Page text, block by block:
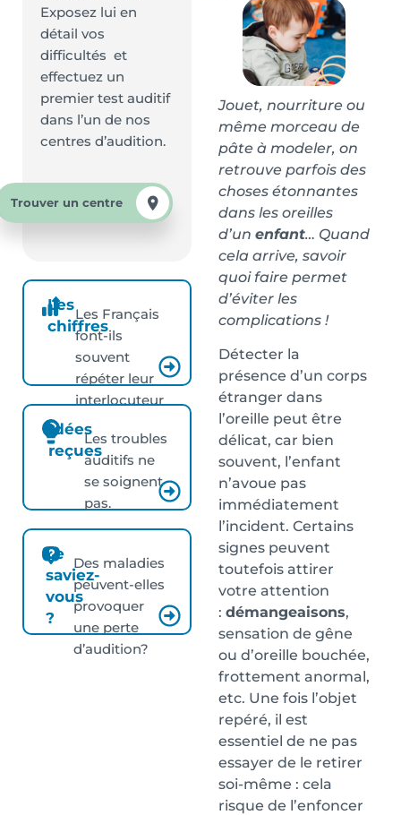
Exposez lui en
détail vos
difficultés et
effectuez un
premier test auditif
dans l’un de nos
centres d’audition.
Trouver un centre
Les
chiffres
Les Français
font-ils
souvent
répéter leur
interlocuteur
?
Idées
reçues
Les troubles
auditifs ne
se soignent
pas.
Le
saviez-
vous
?
Des maladies
peuvent-elles
provoquer
une perte
d’audition?
Jouet, nourriture ou
même morceau de
pâte à modeler, on
retrouve parfois des
choses étonnantes
dans les oreilles
d’un enfant… Quand
cela arrive, savoir
quoi faire permet
d’éviter les
complications !
Détecter la
présence d’un corps
étranger dans
l’oreille peut être
délicat, car bien
souvent, l’enfant
n’avoue pas
immédiatement
l’incident. Certains
signes peuvent
toutefois attirer
votre attention
: démangeaisons,
sensation de gêne
ou d’oreille bouchée,
frottement anormal,
etc. Une fois l’objet
repéré, il est
essentiel de ne pas
essayer de le retirer
soi-même : cela
risque de l’enfoncer